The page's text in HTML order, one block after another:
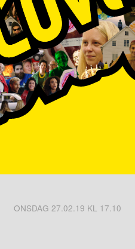
ONSDAG 27.02.19 KL 17.10